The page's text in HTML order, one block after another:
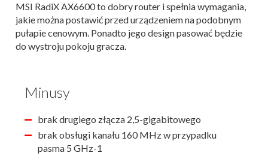
MSI RadiX AX6600 to dobry router i spełnia wymagania,
jakie można postawić przed urządzeniem na podobnym
pułapie cenowym. Ponadto jego design pasować będzie
do wystroju pokoju gracza.
Minusy
brak drugiego złącza 2,5-gigabitowego
brak obsługi kanału 160 MHz w przypadku
pasma 5 GHz-1